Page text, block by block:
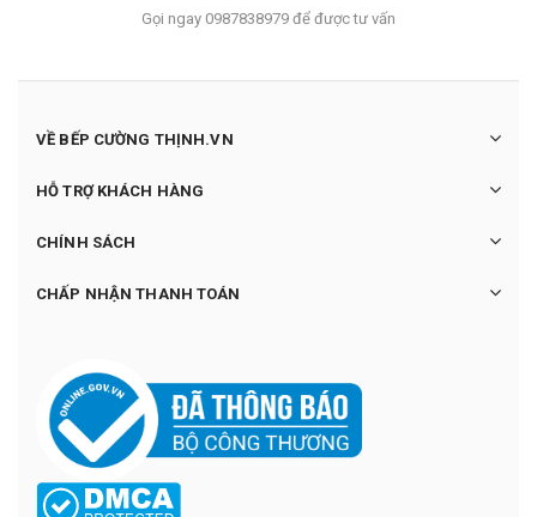
Gọi ngay 0987838979 để được tư vấn
VỀ BẾP CƯỜNG THỊNH.VN
HỖ TRỢ KHÁCH HÀNG
CHÍNH SÁCH
CHẤP NHẬN THANH TOÁN